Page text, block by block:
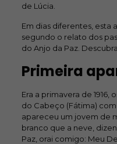
de Lúcia.
Em dias diferentes, esta
segundo o relato dos
do Anjo da Paz.
Primeira
Era a primavera de 1916,
do Cabeço (Fátima)
apareceu um jovem de
branco que a neve,
Paz, orai comigo: Meu